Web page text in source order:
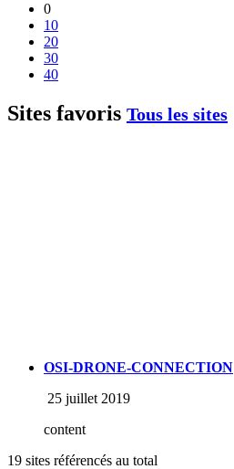
0
10
20
30
40
Sites favoris Tous les sites
OSI-DRONE-CONNECTION
25 juillet 2019
content
19 sites référencés au total